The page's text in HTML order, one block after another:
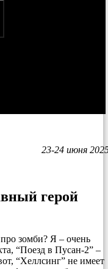
23-24 июня
герой
зомби? Я – очень
“Поезд в Пусан-2” –
“Хеллсинг” не имеет